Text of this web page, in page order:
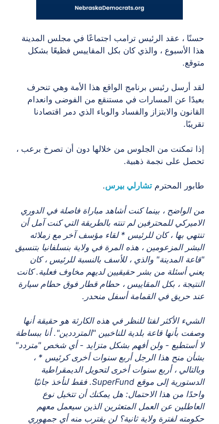
حسنًا ، عقد الرئيس ترامب اجتماعًا في مجلس المدينة
هذا الأسبوع ، والذي كان بكل المقاييس فظيعًا بشكل
متوقع.
لقد أرسل رئيس برنامج الواقع هذا الأمة وهي تنحرف
بعيدًا عن المسارات في مستنقع من الفوضى وانعدام
القانون والابتزاز والفساد والوباء الذي دمر اقتصادنا
تقريبًا.
إذا تمكنت من الجلوس من خلالها دون أن تصرخ برعب ،
تحصل على نجمة ذهبية.
طابور المحترم تشارلي بيرس.
من الواضح ، بينما كنت أشاهد مباراة فاصلة في الدوري
الاميركي للمحترفين لم تنته بالطريقة التي كنت آمل أن
تنتهي بها ، كان للرئيس * لقاء مؤسف آخر مع زملائه
البشر المزعومين ، هذه المرة في ولاية بنسلفانيا بتنسيق
"قاعة المدينة" والذي ، للأسف بالنسبة للرئيس ، كان
يعني أسئلة من بشر حقيقيين لديهم مخاوف فعلية. كانت
النتيجة ، بكل المقاييس ، حطام قطار فوق حطام سيارة
عند حريق في القمامة أسفل منحدر.
الشيء الأكثر لفتا للنظر في هذه الكارثة هو حقيقة أنها
وصفت بأنها قاعة بلدية للناخبين "المترددين". أنا ببساطة
لا أستطيع - ولن أفهم بشكل متزايد - أي شخص "متردد"
بشأن منح هذا الرجل أربع سنوات أخرى كرئيس * ،
وبالتالي ، أربع سنوات أخرى لتحويل الديمقراطية
الدستورية إلى موقع SuperFund. فقط لنأخذ جانبًا
واحدًا من هذا الاحتمال: هل يمكنك أن تتخيل نوع
العاطلين عن العمل المتعثرين الذين سيعمل معهم
حكومته لفترة ولاية ثانية؟ لن يقترب منه أي جمهوري